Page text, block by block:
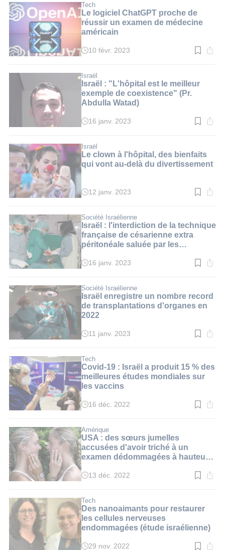
:
3
min.
Tech
Le logiciel ChatGPT proche de
réussir un examen de médecine
américain
Temps
:
3
min.
10 févr. 2023
Israël
Israël : "L'hôpital est le meilleur
exemple de coexistence" (Pr.
Abdulla Watad)
Temps
:
2
min.
16 janv. 2023
Israël
Le clown à l'hôpital, des bienfaits
qui vont au-delà du divertissement
Temps
:
2
min.
12 janv. 2023
Société Israélienne
Israël : l'interdiction de la technique
française de césarienne extra
péritonéale saluée par les
Temps
:
3
min.
16 janv. 2023
Société Israélienne
Israël enregistre un nombre record
de transplantations d'organes en
2022
Temps
:
2
min.
11 janv. 2023
Tech
Covid-19 : Israël a produit 15 % des
meilleures études mondiales sur
les vaccins
Temps
:
3
min.
16 déc. 2022
Amérique
USA : des sœurs jumelles
accusées d'avoir triché à un
examen dédommagées à hauteur
Temps
:
4
min.
13 déc. 2022
Tech
Des nanoaimants pour restaurer
les cellules nerveuses
endommagées (étude israélienne)
29 nov. 2022